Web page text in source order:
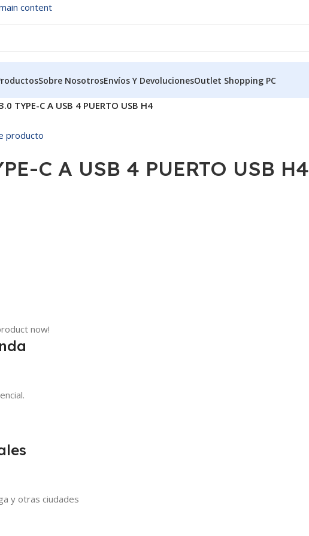
content
Sobre NosotrosEnvíos Y DevolucionesOutlet Shopping PC
TYPE-C A USB 4 PUERTO USB H4
C A USB 4 PUERTO USB H4
now!
y otras ciudades